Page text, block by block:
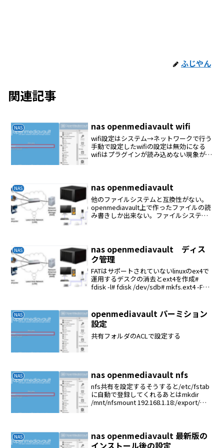
ふじやん
関連記事
NAS nas openmediavault wifi
wifi設定はシステム→ネットワークで行う
手動で設定したwifiの設定は無効になる
wifiはプラグインが読み込めない現象があ
NAS nas openmediavault
他のファイルシステムと互換性がない。
openmediavault上で作ったファイルの読
み書きしか出来ない。ファイルシステム
NAS
nas openmediavault ディス
ク管理
FATはサポートされていないlinuxのex4で
運用するデスクの消去とext4を作成#
fdisk -l# fdisk /dev/sdb# mkfs.ext4 -F
NAS
openmediavault パーミション
設定
共有フォルダのACLで設定する
NAS nas openmediavault nfs
nfs共有を設定するそうすると/etc/fstab
に自動で登録してくれるあとはmkdir
/mnt/nfsmount 192.168.1.18:/export/音
NAS
nas openmediavault 最新版の
インストール後の設定